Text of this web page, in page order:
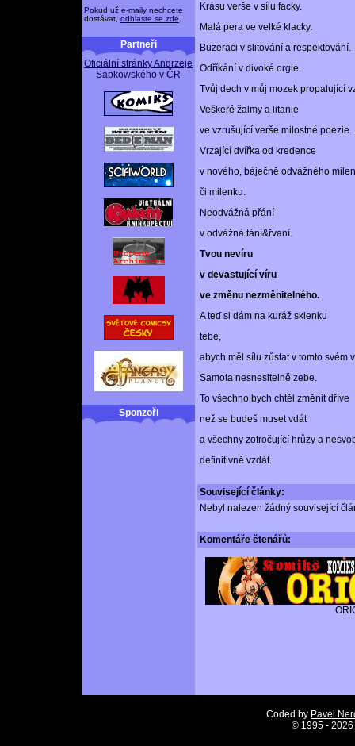
Pokud už e-maily nechcete
dostávat, odhlaste se zde
Partneři
Oficiální stránky Andrzeje
Sapkowského v ČR
Sponzoři
Krásu verše v sílu facky.
Malá pera ve velké klacky.
Buzeraci v slitování a respektování.
Odříkání v divoké orgie.
Tvůj dech v můj mozek propalující
Veškeré žalmy a litanie
ve vzrušující verše milostné poezie.
Vrzající dvířka od kredence
v nového, báječně odvážného
či milenku.
Neodvážná přání
v odvážná tání&řvaní.
Tvou nevíru
v devastující víru
ve změnu nezměnitelného.
A teď si dám na kuráž sklenku
tebe,
abych měl sílu zůstat v tomto svém
Samota nesnesitelně zebe.
To všechno bych chtěl změnit dříve
než se budeš muset vdát
a všechny zotročující hrůzy a
definitivně vzdát.
Související články:
Nebyl nalezen žádný související
Komentáře čtenářů:
Coded by Pavel
© 1995 -